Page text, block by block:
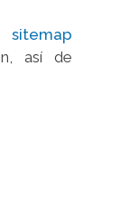
sitemap
así de